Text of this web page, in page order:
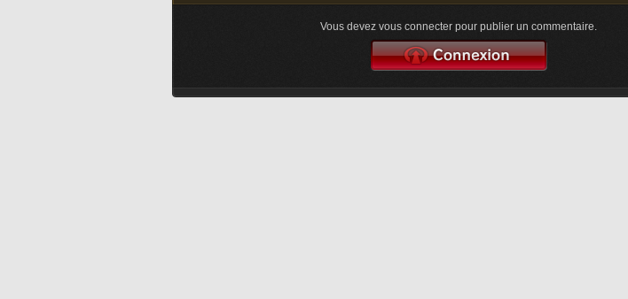
Vous devez vous connecter pour publier un commentaire.